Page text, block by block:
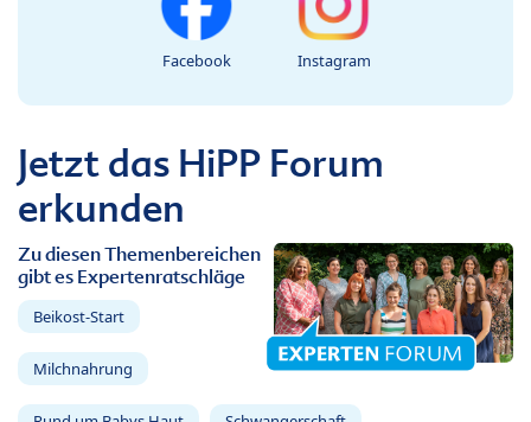
Facebook Instagram
Jetzt das HiPP Forum
erkunden
Zu diesen Themenbereichen
gibt es Expertenratschläge
Beikost-Start
Milchnahrung